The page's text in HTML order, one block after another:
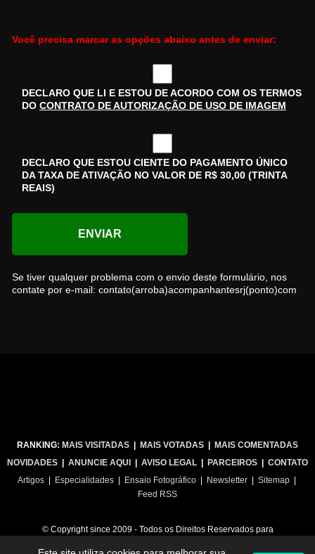
Você precisa marcar as opções abaixo antes de enviar:
DECLARO QUE LI E ESTOU DE ACORDO COM OS TERMOS
DO CONTRATO DE AUTORIZAÇÃO DE USO DE IMAGEM
DECLARO QUE ESTOU CIENTE DO PAGAMENTO ÚNICO
DA TAXA DE ATIVAÇÃO NO VALOR DE R$ 30,00 (TRINTA
REAIS)
Se tiver qualquer problema com o envio deste formulário, nos
contate por e-mail: contato(arroba)acompanhantesrj(ponto)com
RANKING: MAIS VISITADAS MAIS VOTADAS
MAIS COMENTADAS
NOVIDADES
ANUNCIE AQUI AVISO LEGAL PARCEIROS
CONTATO
Artigos| Especialidades| Ensaio Fotográfico| Newsletter| Sitemap|
Feed RSS
© Copyright since 2009 - Todos os Direitos Reservados para
Acompanhantes RJ